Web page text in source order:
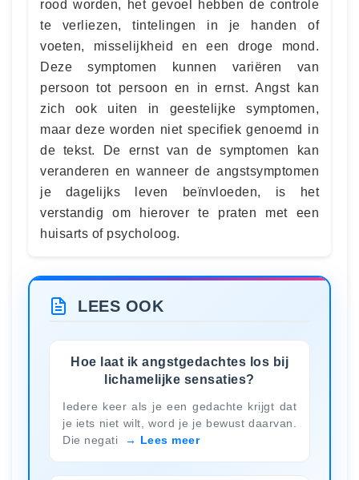
rood worden, het gevoel hebben de controle
te verliezen, tintelingen in je handen of
voeten, misselijkheid en een droge mond.
Deze symptomen kunnen variëren van
persoon tot persoon en in ernst. Angst kan
zich ook uiten in geestelijke symptomen,
maar deze worden niet specifiek genoemd in
de tekst. De ernst van de symptomen kan
veranderen en wanneer de angstsymptomen
je dagelijks leven beïnvloeden, is het
verstandig om hierover te praten met een
huisarts of psycholoog.
LEES OOK
Hoe laat ik angstgedachtes los bij
lichamelijke sensaties?
Iedere keer als je een gedachte krijgt dat
je iets niet wilt, word je je bewust daarvan.
Die negati
Lees meer